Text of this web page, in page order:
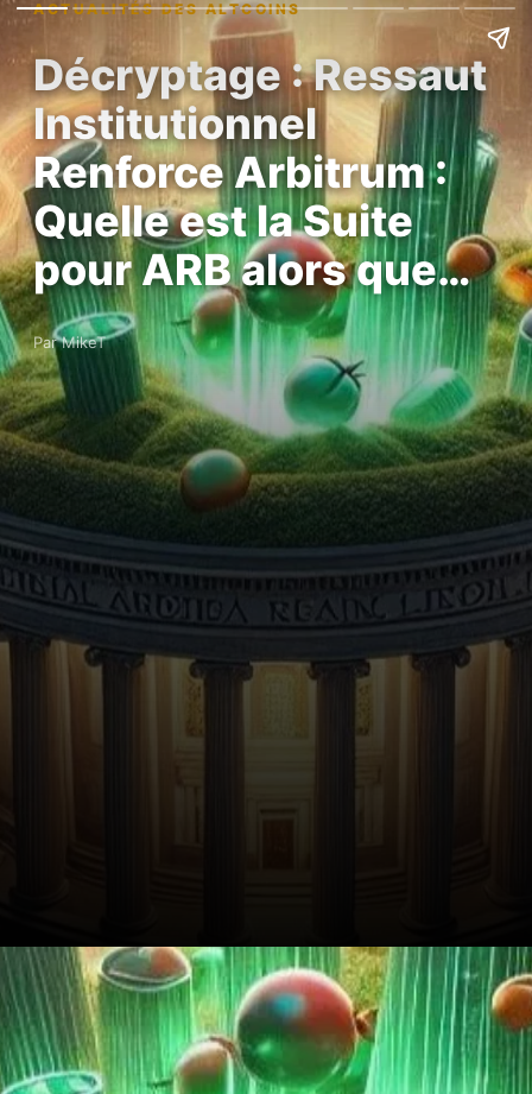
ACTUALITÉS DES ALTCOINS
Décryptage : Ressaut
Institutionnel
Renforce Arbitrum :
Quelle est la Suite
pour ARB alors que…
Par MikeT